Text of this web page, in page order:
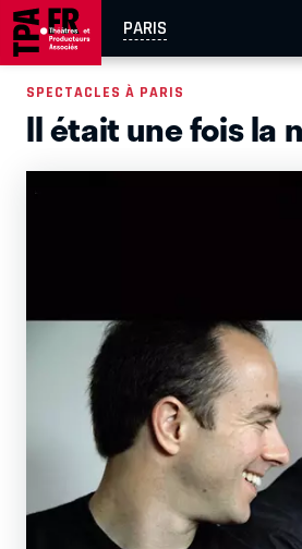
PARIS
AIX-MARSEILLE
EN TOURNÉE
SPECTACLES À PARIS
Il était une fois la